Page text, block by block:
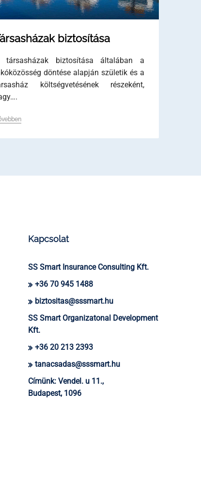
biztosítása
társasházak biztosítása általában a
döntése alapján születik és a
költségvetésének részeként,
Kapcsolat
SS Smart Insurance Consulting Kft.
+36 70 945 1488
biztositas@sssmart.hu
SS Smart Organizatonal Development
Kft.
+36 20 213 2393
tanacsadas@sssmart.hu
Címünk: Vendel. u 11.,
Budapest, 1096